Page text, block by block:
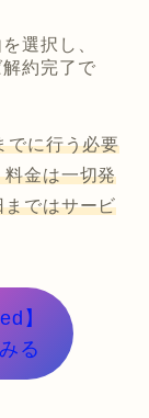
選択し、
約完了で
でに行う必要
料金は一切発
まではサービ
】
る